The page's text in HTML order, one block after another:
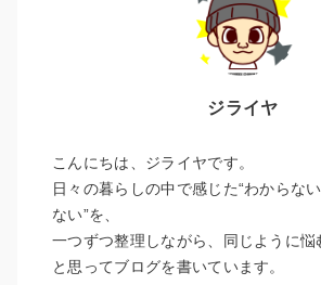
ジライヤ
こんにちは、ジライヤです。
日々の暮らしの中で感じた“わからな
ない”を、
一つずつ整理しながら、同じように悩
と思ってブログを書いています。